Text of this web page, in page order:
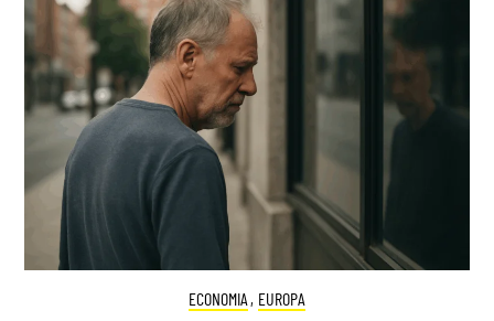
ECONOMIA , EUROPA